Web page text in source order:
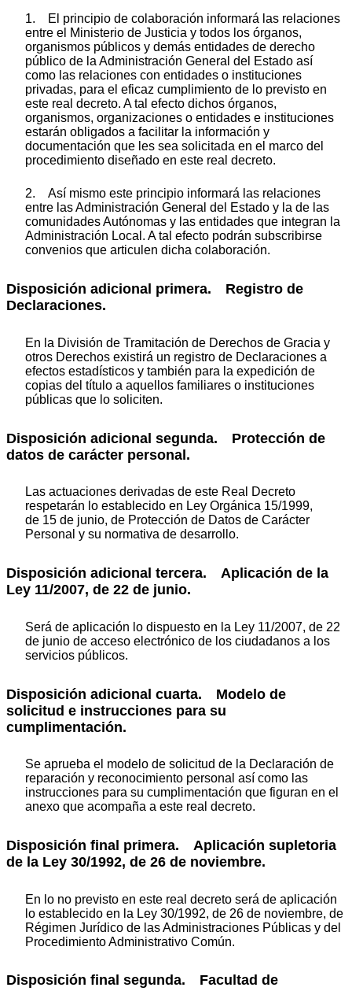
1. El principio de colaboración informará las relaciones
entre el Ministerio de Justicia y todos los órganos,
organismos públicos y demás entidades de derecho
público de la Administración General del Estado así
como las relaciones con entidades o instituciones
privadas, para el eficaz cumplimiento de lo previsto en
este real decreto. A tal efecto dichos órganos,
organismos, organizaciones o entidades e instituciones
estarán obligados a facilitar la información y
documentación que les sea solicitada en el marco del
procedimiento diseñado en este real decreto.
2. Así mismo este principio informará las relaciones
entre las Administración General del Estado y la de las
comunidades Autónomas y las entidades que integran la
Administración Local. A tal efecto podrán subscribirse
convenios que articulen dicha colaboración.
Disposición adicional primera. Registro de
Declaraciones.
En la División de Tramitación de Derechos de Gracia y
otros Derechos existirá un registro de Declaraciones a
efectos estadísticos y también para la expedición de
copias del título a aquellos familiares o instituciones
públicas que lo soliciten.
Disposición adicional segunda. Protección de
datos de carácter personal.
Las actuaciones derivadas de este Real Decreto
respetarán lo establecido en Ley Orgánica 15/1999,
de 15 de junio, de Protección de Datos de Carácter
Personal y su normativa de desarrollo.
Disposición adicional tercera. Aplicación de la
Ley 11/2007, de 22 de junio.
Será de aplicación lo dispuesto en la Ley 11/2007, de 22
de junio de acceso electrónico de los ciudadanos a los
servicios públicos.
Disposición adicional cuarta. Modelo de
solicitud e instrucciones para su
cumplimentación.
Se aprueba el modelo de solicitud de la Declaración de
reparación y reconocimiento personal así como las
instrucciones para su cumplimentación que figuran en el
anexo que acompaña a este real decreto.
Disposición final primera. Aplicación supletoria
de la Ley 30/1992, de 26 de noviembre.
En lo no previsto en este real decreto será de aplicación
lo establecido en la Ley 30/1992, de 26 de noviembre, de
Régimen Jurídico de las Administraciones Públicas y del
Procedimiento Administrativo Común.
Disposición final segunda. Facultad de